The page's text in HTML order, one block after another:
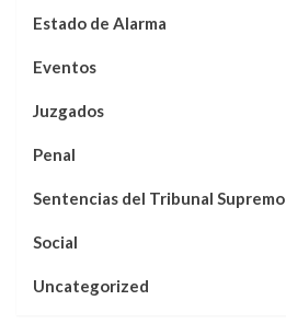
Estado de Alarma
Eventos
Juzgados
Penal
Sentencias del Tribunal Supremo
Social
Uncategorized